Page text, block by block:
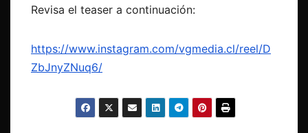
Revisa el teaser a continuación:
https://www.instagram.com/vgmedia.cl/reel/D
ZbJnyZNuq6/